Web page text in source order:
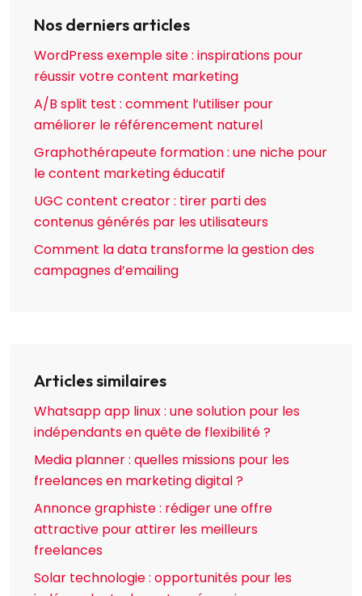
Nos derniers articles
WordPress exemple site : inspirations pour
réussir votre content marketing
A/B split test : comment l’utiliser pour
améliorer le référencement naturel
Graphothérapeute formation : une niche pour
le content marketing éducatif
UGC content creator : tirer parti des
contenus générés par les utilisateurs
Comment la data transforme la gestion des
campagnes d’emailing
Articles similaires
Whatsapp app linux : une solution pour les
indépendants en quête de flexibilité ?
Media planner : quelles missions pour les
freelances en marketing digital ?
Annonce graphiste : rédiger une offre
attractive pour attirer les meilleurs
freelances
Solar technologie : opportunités pour les